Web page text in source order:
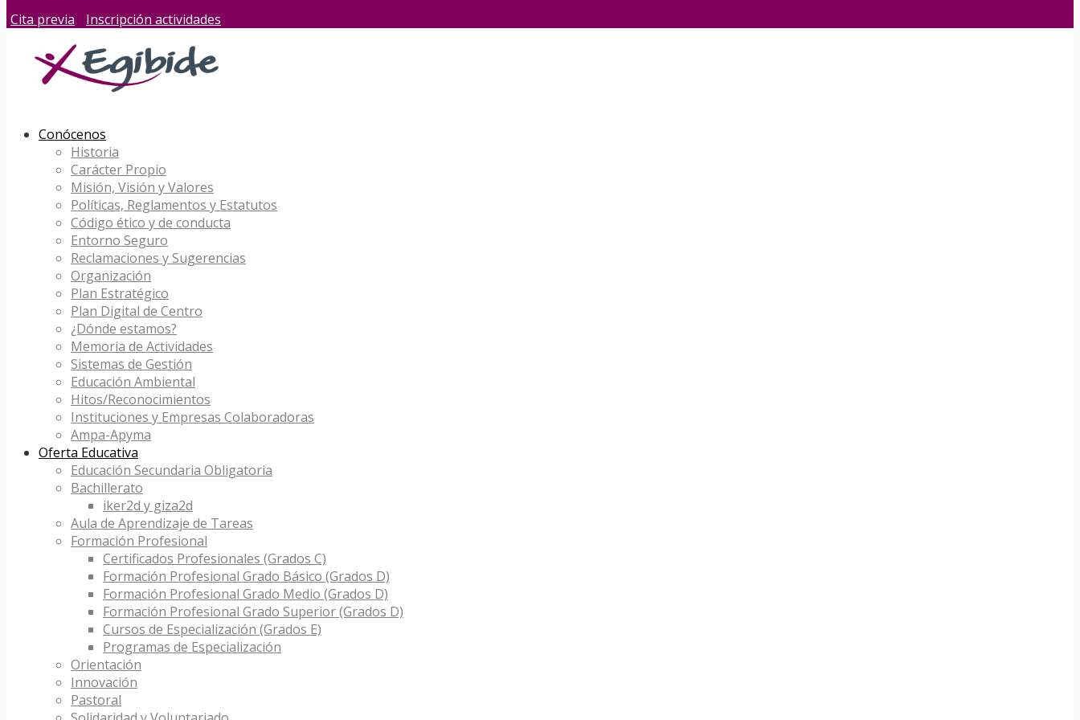
Cita previa
Inscripción actividades
Conócenos
Historia
Carácter Propio
Misión, Visión y Valores
Políticas, Reglamentos y Estatutos
Código ético y de conducta
Entorno Seguro
Reclamaciones y Sugerencias
Organización
Plan Estratégico
Plan Digital de Centro
¿Dónde estamos?
Memoria de Actividades
Sistemas de Gestión
Educación Ambiental
Hitos/Reconocimientos
Instituciones y Empresas Colaboradoras
Ampa-Apyma
Oferta Educativa
Educación Secundaria Obligatoria
Bachillerato
iker2d y giza2d
Aula de Aprendizaje de Tareas
Formación Profesional
Certificados Profesionales (Grados C)
Formación Profesional Grado Básico (Grados D)
Formación Profesional Grado Medio (Grados D)
Formación Profesional Grado Superior (Grados D)
Cursos de Especialización (Grados E)
Programas de Especialización
Orientación
Innovación
Pastoral